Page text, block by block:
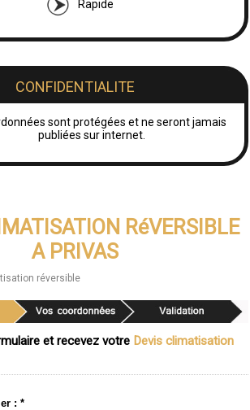
Rapide
CONFIDENTIALITE
sont protégées et ne seront jamais
publiées sur internet.
RéVERSIBLE
A PRIVAS
réversible
et recevez votre Devis climatisation
: *